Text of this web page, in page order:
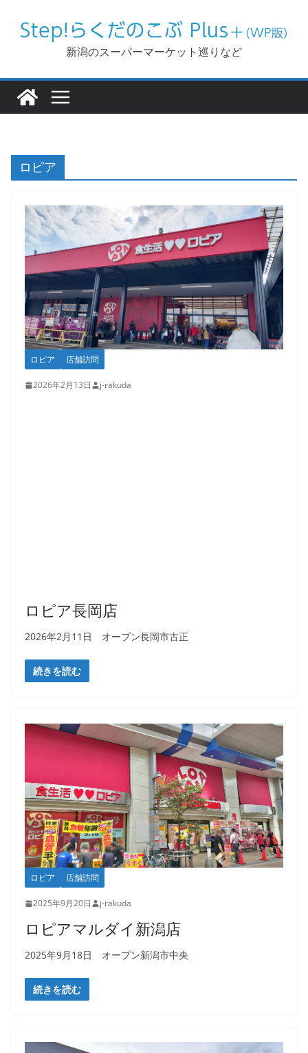
新潟のスーパーマーケット巡りなど
ロピア
ロピア 店舗訪問
2026年2月13日 j-rakuda
ロピア長岡店
2026年2月11日 オープン長岡市古正
続きを読む
ロピア 店舗訪問
2025年9月20日 j-rakuda
ロピアマルダイ新潟店
2025年9月18日 オープン新潟市中央
続きを読む